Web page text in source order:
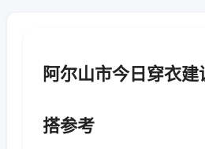
阿尔山市今日穿衣
搭参考